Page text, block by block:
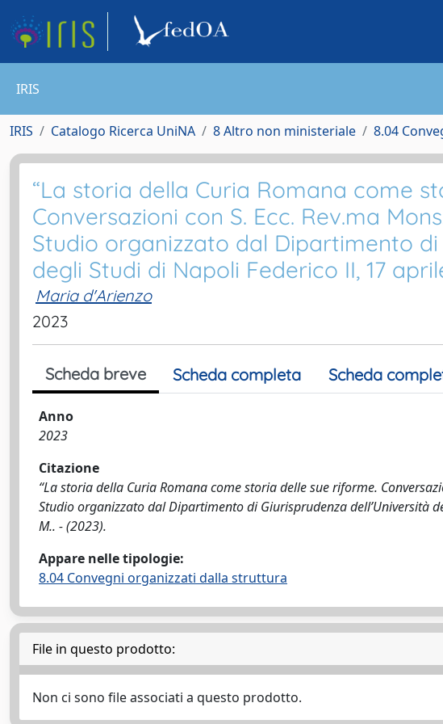
IRIS
IRIS Catalogo Ricerca UniNA 8 Altro non ministeriale 8.04
“La storia della Curia Romana come
Conversazioni con S. Ecc. Rev.ma
Studio organizzato dal Dipartimento di
degli Studi di Napoli Federico II, 17
Maria d'Arienzo
2023
Scheda breve Scheda completa Scheda
Anno
2023
Citazione
“La storia della Curia Romana come storia delle sue riforme.
Studio organizzato dal Dipartimento di Giurisprudenza dell’Università
M.. - (2023).
Appare nelle tipologie:
8.04 Convegni organizzati dalla struttura
File in questo prodotto:
Non ci sono file associati a questo prodotto.